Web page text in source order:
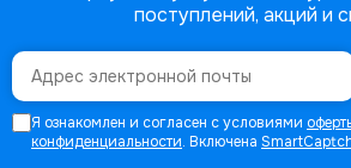
поступлений, акций и
Я ознакомлен и согласен с условиями
конфиденциальности. Включена